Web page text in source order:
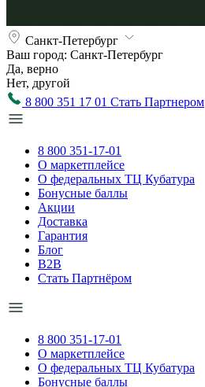
Санкт-Петербург
Ваш город: Санкт-Петербург
Да, верно
Нет, другой
8 800 351 17 01 Стать Партнером
8 800 351-17-01
О маркетплейсе
О федеральных ТЦ Кубатура
Бонусные баллы
Акции
Доставка
Гарантия
Блог
B2B
Стать Партнёром
8 800 351-17-01
О маркетплейсе
О федеральных ТЦ Кубатура
Бонусные баллы